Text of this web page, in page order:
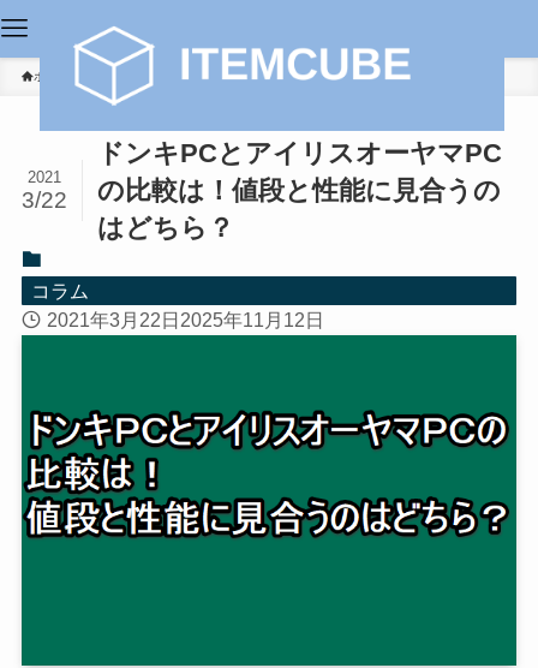
ホーム
ドンキPCとアイリスオーヤマPC
の比較は！値段と性能に見合うの
はどちら？
2021
3/22
コラム
2021年3月22日 2025年11月12日